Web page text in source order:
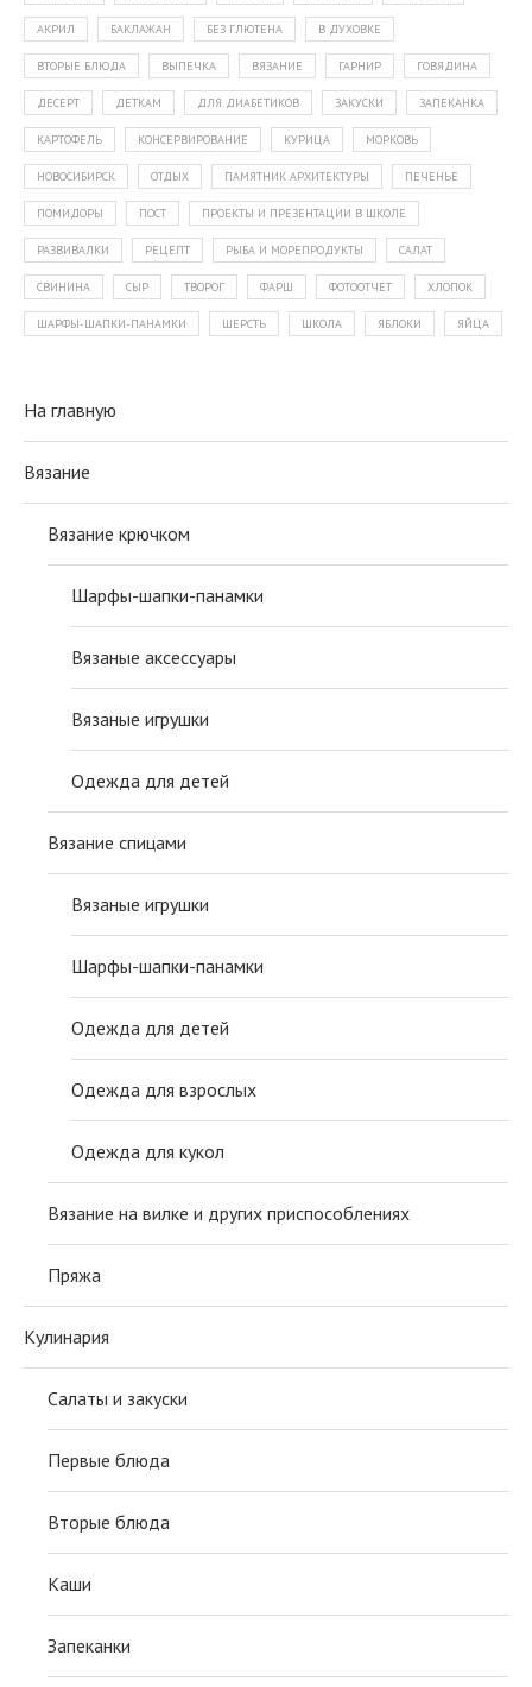
АКРИЛ БАКЛАЖАН БЕЗ ГЛЮТЕНА В ДУХОВКЕ
ВТОРЫЕ БЛЮДА ВЫПЕЧКА ВЯЗАНИЕ ГАРНИР ГОВЯДИНА
ДЕСЕРТ ДЕТКАМ ДЛЯ ДИАБЕТИКОВ ЗАКУСКИ ЗАПЕКАНКА
КАРТОФЕЛЬ КОНСЕРВИРОВАНИЕ КУРИЦА МОРКОВЬ
НОВОСИБИРСК ОТДЫХ ПАМЯТНИК АРХИТЕКТУРЫ ПЕЧЕНЬЕ
ПОМИДОРЫ ПОСТ ПРОЕКТЫ И ПРЕЗЕНТАЦИИ В ШКОЛЕ
РАЗВИВАЛКИ РЕЦЕПТ РЫБА И МОРЕПРОДУКТЫ САЛАТ
СВИНИНА СЫР ТВОРОГ ФАРШ ФОТООТЧЕТ ХЛОПОК
ШАРФЫ-ШАПКИ-ПАНАМКИ ШЕРСТЬ ШКОЛА ЯБЛОКИ ЯЙЦА
На главную
Вязание
Вязание крючком
Шарфы-шапки-панамки
Вязаные аксессуары
Вязаные игрушки
Одежда для детей
Вязание спицами
Вязаные игрушки
Шарфы-шапки-панамки
Одежда для детей
Одежда для взрослых
Одежда для кукол
Вязание на вилке и других приспособлениях
Пряжа
Кулинария
Салаты и закуски
Первые блюда
Вторые блюда
Каши
Запеканки